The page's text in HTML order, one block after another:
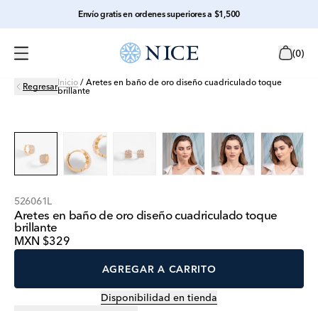
Envío gratis en ordenes superiores a $1,500
(0)
RegresarInicio / Aretes en baño de oro diseño cuadriculado toque
brillante
526061L
Aretes en baño de oro diseño cuadriculado toque
brillante
MXN $329
AGREGAR A CARRITO
Disponibilidad en tienda